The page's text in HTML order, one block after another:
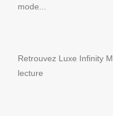
mode...
Retrouvez Luxe Infinity
lecture